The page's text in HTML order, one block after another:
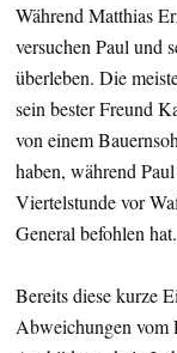
Während Matthias
versuchen Paul und
überleben. Die
sein bester Freund
von einem
haben, während
Viertelstunde vor
General befohlen hat.
Bereits diese kurze
Abweichungen vom